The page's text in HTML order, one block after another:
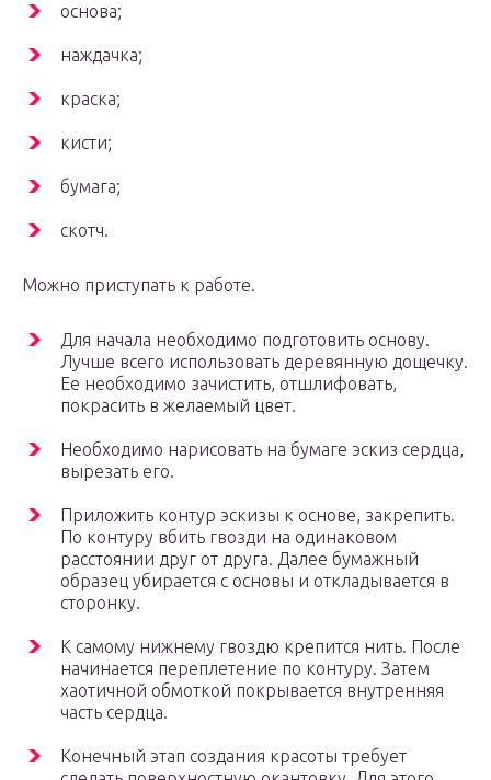
основа;
наждачка;
краска;
кисти;
бумага;
скотч.
Можно приступать к работе.
Для начала необходимо подготовить основу.
Лучше всего использовать деревянную дощечку.
Ее необходимо зачистить, отшлифовать,
покрасить в желаемый цвет.
Необходимо нарисовать на бумаге эскиз сердца,
вырезать его.
Приложить контур эскизы к основе, закрепить.
По контуру вбить гвозди на одинаковом
расстоянии друг от друга. Далее бумажный
образец убирается с основы и откладывается в
сторонку.
К самому нижнему гвоздю крепится нить. После
начинается переплетение по контуру. Затем
хаотичной обмоткой покрывается внутренняя
часть сердца.
Конечный этап создания красоты требует